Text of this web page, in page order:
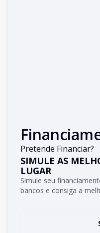
Pretende Financiar?
SIMULE AS
LUGAR
Simule seu
bancos e consiga a